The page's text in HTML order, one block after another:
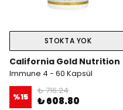
STOKTA YOK
California Gold Nutrition
Immune 4 - 60 Kapsül
%15
₺ 716.24
₺ 608.80